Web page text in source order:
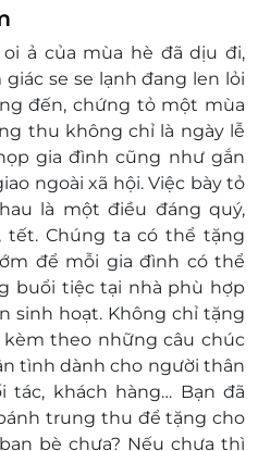
giãn cách xã hôi, quý
nhà cung cấp trước khi
nhiều phiếu
quy đổi thành tiền mặt,
thời với chương trình
ả của mùa hè đã dịu đi,
se se lạnh đang len lỏi
đến, chứng tỏ một mùa
thu không chỉ là ngày lễ
gia đình cũng như gắn
ngoài xã hội. Việc bày tỏ
là một điều đáng quý,
tết. Chúng ta có thể tặng
để mỗi gia đình có thể
buổi tiệc tại nhà phù hợp
sinh hoạt. Không chỉ tặng
theo những câu chúc
tình dành cho người thân
tác, khách hàng… Bạn đã
trung thu để tặng cho
bè chưa? Nếu chưa thì